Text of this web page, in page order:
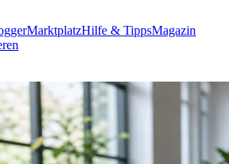
MarktplatzHilfe & TippsMagazin